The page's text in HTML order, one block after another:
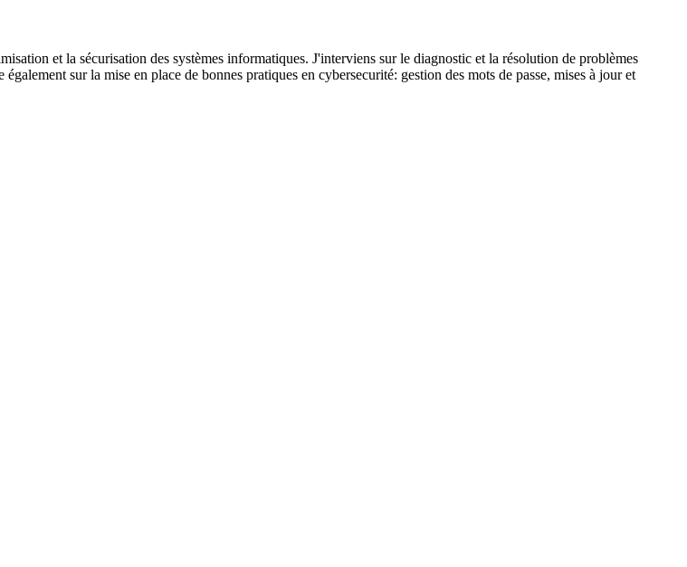
et la sécurisation des systèmes informatiques. J'interviens sur le diagnostic et la résolution de problèmes
sur la mise en place de bonnes pratiques en cybersecurité: gestion des mots de passe, mises à jour et